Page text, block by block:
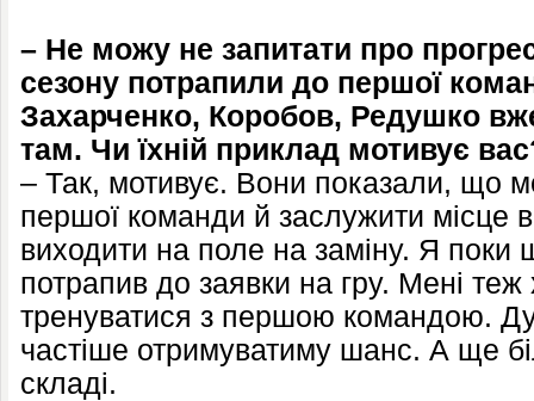
– Не можу не запитати про прогрес
сезону потрапили до першої
Захарченко, Коробов, Редушко
там. Чи їхній приклад мотивує
– Так, мотивує. Вони показали, що
першої команди й заслужити місце
виходити на поле на заміну. Я
потрапив до заявки на гру. Мені теж
тренуватися з першою командою.
частіше отримуватиму шанс. А ще
складі.